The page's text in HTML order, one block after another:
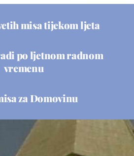
misa tijekom ljeta
po ljetnom radnom
vremenu
za Domovinu